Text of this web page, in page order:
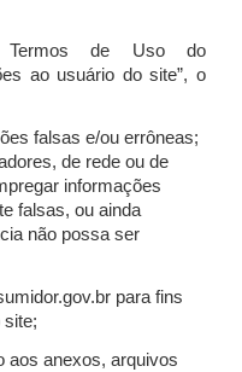
de Uso do
ao usuário do site”, o
falsas e/ou errôneas;
de rede ou de
informações
falsas, ou ainda
não possa ser
para fins
site;
aos anexos, arquivos